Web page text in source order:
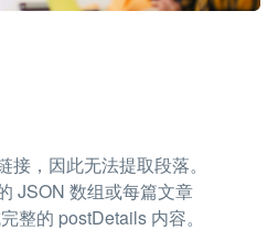
，因此无法提取段落。
JSON 数组或每篇文章
整的 postDetails 内容。